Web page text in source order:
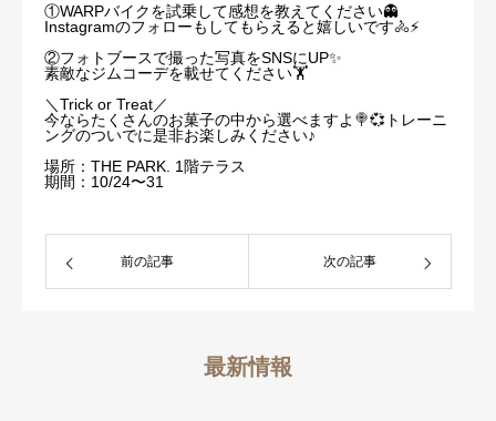
①WARPバイクを試乗して感想を教えてください👻
Instagramのフォローもしてもらえると嬉しいです🚴⚡️
②フォトブースで撮った写真をSNSにUP✨
素敵なジムコーデを載せてください🏋️
＼Trick or Treat／
今ならたくさんのお菓子の中から選べますよ🍭💞トレーニ
ングのついでに是非お楽しみください♪
場所：THE PARK. 1階テラス
期間：10/24〜31
前の記事 次の記事
最新情報